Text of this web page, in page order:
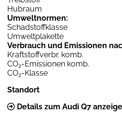
Hubraum
Umweltnormen:
Schadstoffklasse
Umweltplakette
Verbrauch und Emissionen
Kraftstoffverbr. komb.
CO2-Emissionen komb.
CO2-Klasse
Standort
Details zum Audi Q7